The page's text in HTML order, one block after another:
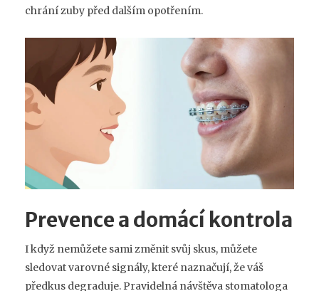
chrání zuby před dalším opotřením.
Prevence a domácí kontrola
I když nemůžete sami změnit svůj skus, můžete
sledovat varovné signály, které naznačují, že váš
předkus degraduje. Pravidelná návštěva stomatologa